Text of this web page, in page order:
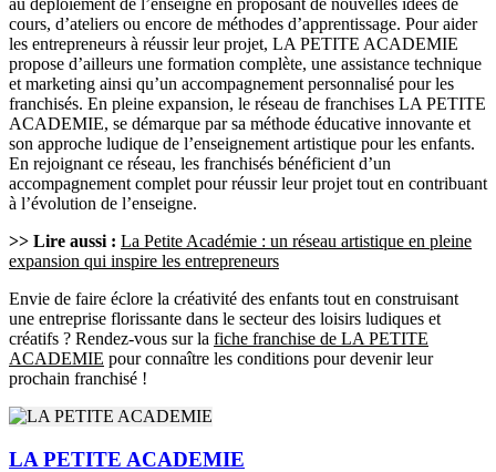
au déploiement de l’enseigne en proposant de nouvelles idées de
cours, d’ateliers ou encore de méthodes d’apprentissage. Pour aider
les entrepreneurs à réussir leur projet, LA PETITE ACADEMIE
propose d’ailleurs une formation complète, une assistance technique
et marketing ainsi qu’un accompagnement personnalisé pour les
franchisés. En pleine expansion, le réseau de franchises LA PETITE
ACADEMIE, se démarque par sa méthode éducative innovante et
son approche ludique de l’enseignement artistique pour les enfants.
En rejoignant ce réseau, les franchisés bénéficient d’un
accompagnement complet pour réussir leur projet tout en contribuant
à l’évolution de l’enseigne.
>> Lire aussi : La Petite Académie : un réseau artistique en pleine
expansion qui inspire les entrepreneurs
Envie de faire éclore la créativité des enfants tout en construisant
une entreprise florissante dans le secteur des loisirs ludiques et
créatifs ? Rendez-vous sur la fiche franchise de LA PETITE
ACADEMIE pour connaître les conditions pour devenir leur
prochain franchisé !
LA PETITE ACADEMIE